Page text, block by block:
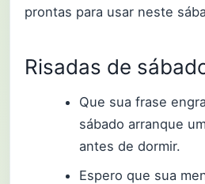
prontas para usar neste
Risadas de
Que sua frase
sábado arranque
antes de dormir.
Espero que sua